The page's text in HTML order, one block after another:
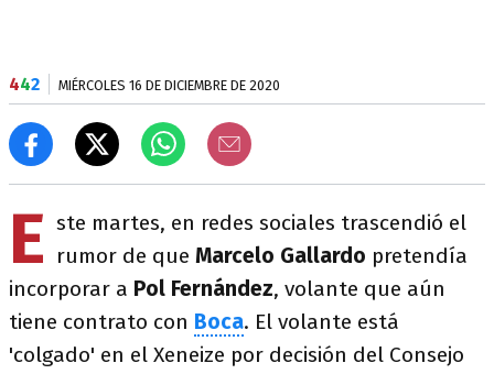
442 MIÉRCOLES 16 DE DICIEMBRE DE 2020
E ste martes, en redes sociales trascendió el
rumor de que Marcelo Gallardo pretendía
incorporar a Pol Fernández, volante que aún
tiene contrato con Boca. El volante está
'colgado' en el Xeneize por decisión del Consejo